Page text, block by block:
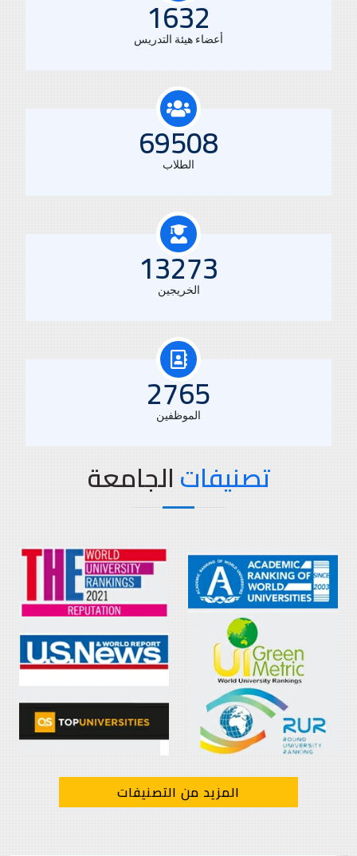
1823
أعضاء هيئة التدريس
78099
الطلاب
15083
الخريجين
3160
الموظفين
تصنيفاتالجامعة
المزيد من التصنيفات